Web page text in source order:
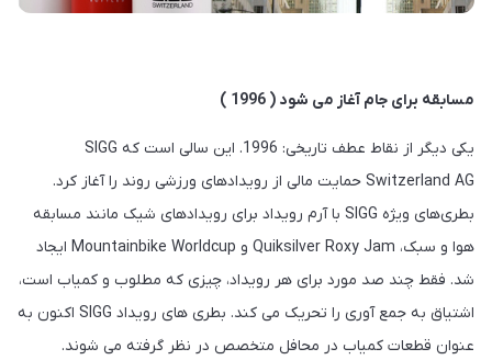
مسابقه برای جام آغاز می شود ( 1996 )
یکی دیگر از نقاط عطف تاریخی: 1996. این سالی است که SIGG
Switzerland AG حمایت مالی از رویدادهای ورزشی روند را آغاز کرد.
بطری‌های ویژه SIGG با آرم رویداد برای رویدادهای شیک مانند مسابقه
هوا و سبک، Quiksilver Roxy Jam و Mountainbike Worldcup ایجاد
شد. فقط چند صد مورد برای هر رویداد، چیزی که مطلوب و کمیاب است،
اشتیاق به جمع آوری را تحریک می کند. بطری های رویداد SIGG اکنون به
عنوان قطعات کمیاب در محافل متخصص در نظر گرفته می شوند.